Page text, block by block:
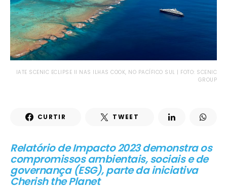
IATE SCENIC ECLIPSE II NAS ILHAS COOK, NO PACÍFICO SUL | FOTO: SCENIC
GROUP
CURTIR TWEET
Relatório de Impacto 2023 demonstra os
compromissos ambientais, sociais e de
governança (ESG), parte da iniciativa
Cherish the Planet